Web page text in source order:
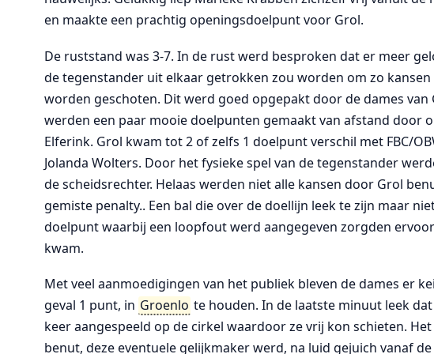
en maakte een prachtig openingsdoelpunt voor Grol.
De ruststand was 3-7. In de rust werd besproken dat er meer
de tegenstander uit elkaar getrokken zou worden om zo
worden geschoten. Dit werd goed opgepakt door de dames
werden een paar mooie doelpunten gemaakt van afstand door
Elferink. Grol kwam tot 2 of zelfs 1 doelpunt verschil met FBC/
Jolanda Wolters. Door het fysieke spel van de tegenstander
de scheidsrechter. Helaas werden niet alle kansen door Grol
gemiste penalty.. Een bal die over de doellijn leek te zijn maar
doelpunt waarbij een loopfout werd aangegeven zorgden
kwam.
Met veel aanmoedigingen van het publiek bleven de dames er
geval 1 punt, in Groenlo te houden. In de laatste minuut leek
keer aangespeeld op de cirkel waardoor ze vrij kon schieten.
benut, deze eventuele gelijkmaker werd, na luid gejuich vanaf